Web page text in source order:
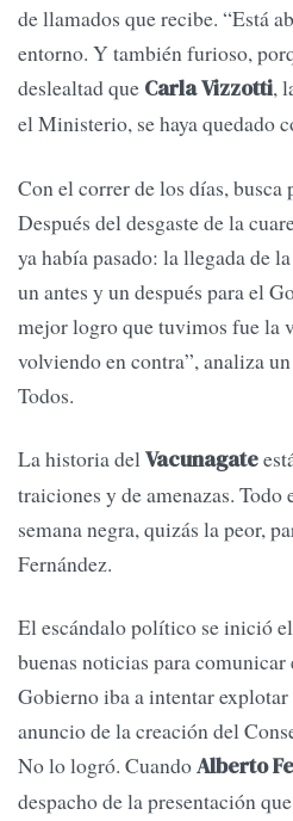
de llamados que recibe. “Está
entorno. Y también furioso,
deslealtad que Carla Vizzotti,
el Ministerio, se haya quedado
Con el correr de los días, busca
Después del desgaste de la
ya había pasado: la llegada de
un antes y un después para el
mejor logro que tuvimos fue la
volviendo en contra”, analiza
Todos.
La historia delVacunagate
traiciones y de amenazas. Todo
semana negra, quizás la peor,
Fernández.
El escándalo político se inició
buenas noticias para comunicar
Gobierno iba a intentar
anuncio de la creación del
No lo logró. CuandoAlberto
despacho de la presentación